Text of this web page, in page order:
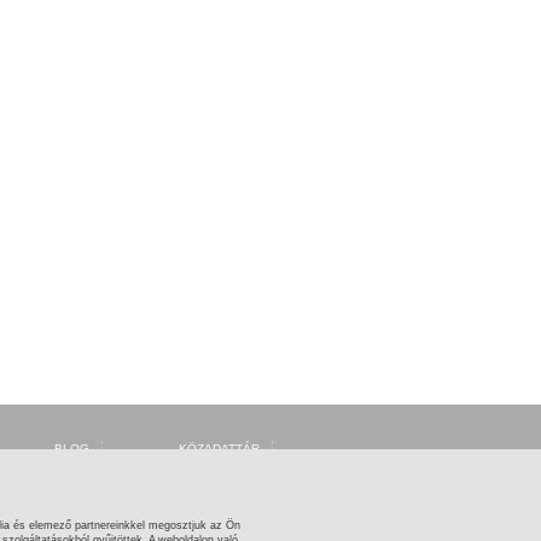
és elemező partnereinkkel megosztjuk az Ön
KÖZADATTÁR
OSZK ZENEMŰTÁR
BLOG